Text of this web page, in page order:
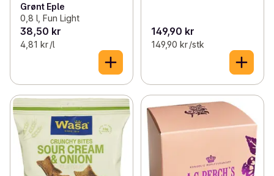
Grønt Eple
0,8 l, Fun Light
38,50 kr
4,81 kr /l
149,90 kr
149,90 kr /stk